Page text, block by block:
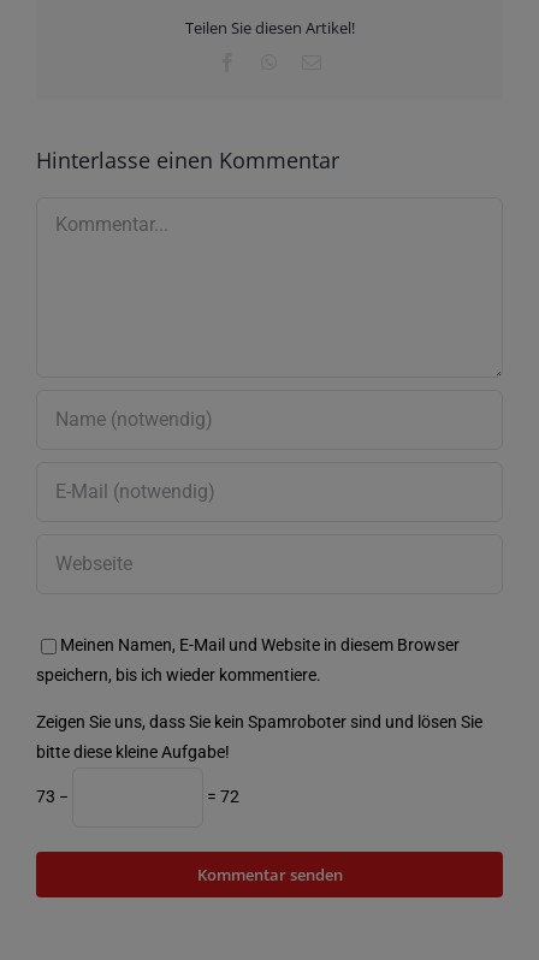
Teilen Sie diesen Artikel!
Hinterlasse einen Kommentar
Meinen Namen, E-Mail und Website in diesem Browser
speichern, bis ich wieder kommentiere.
Zeigen Sie uns, dass Sie kein Spamroboter sind und lösen Sie
bitte diese kleine Aufgabe!
73 − = 72